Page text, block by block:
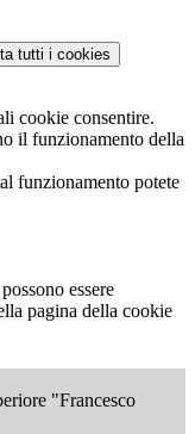
tutti i cookies
cookie consentire.
il funzionamento della
funzionamento potete
essere
pagina della cookie
"Francesco